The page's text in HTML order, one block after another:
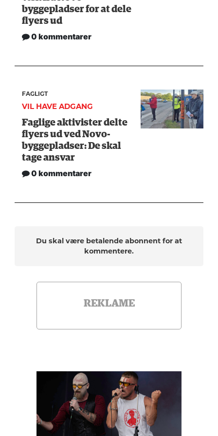
byggepladser for at dele
flyers ud
0 kommentarer
FAGLIGT
VIL HAVE ADGANG
Faglige aktivister delte
flyers ud ved Novo-
byggepladser: De skal
tage ansvar
0 kommentarer
Du skal være betalende abonnent for at
kommentere.
REKLAME